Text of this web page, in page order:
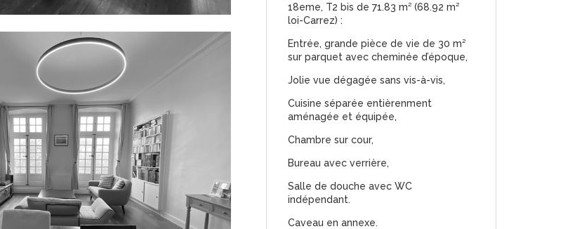
18eme, T2 bis de 71.83 m² (68.92 m²
loi-Carrez) :
Entrée, grande pièce de vie de 30 m²
sur parquet avec cheminée d’époque,
Jolie vue dégagée sans vis-à-vis,
Cuisine séparée entièrenment
aménagée et équipée,
Chambre sur cour,
Bureau avec verrière,
Salle de douche avec WC
indépendant.
Caveau en annexe.